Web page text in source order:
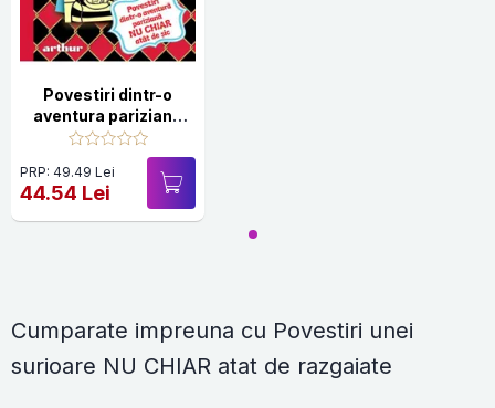
Povestiri dintr-o
aventura pariziana
nu chiar atat de sic.
Seria Insemnarile
unei pustoaice Vol.15
PRP: 49.49 Lei
44.54 Lei
Cumparate impreuna cu Povestiri unei
surioare NU CHIAR atat de razgaiate